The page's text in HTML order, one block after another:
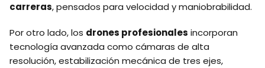
carreras, pensados para velocidad y maniobrabilidad.
Por otro lado, los drones profesionales incorporan
tecnología avanzada como cámaras de alta
resolución, estabilización mecánica de tres ejes,